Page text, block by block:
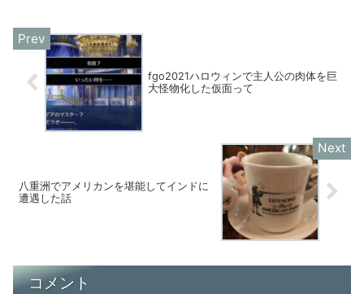
fgo2021ハロウィンで主人公の肉体を巨
大怪物化した仮面って
八重洲でアメリカンを堪能してインドに
遭遇した話
コメント